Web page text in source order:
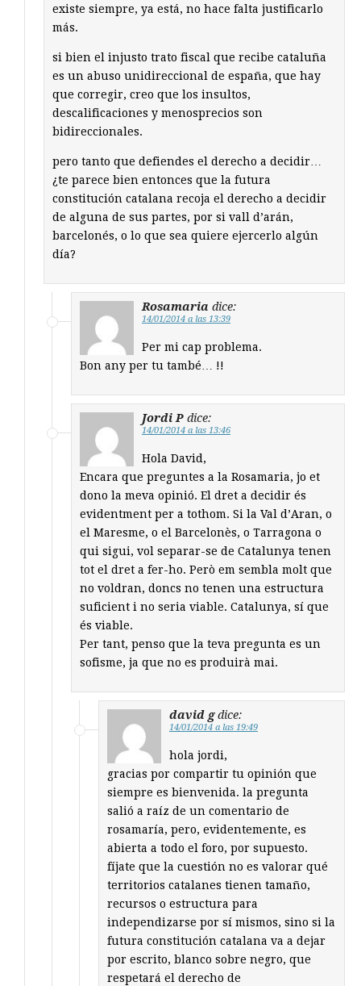
existe siempre, ya está, no hace falta justificarlo
más.
si bien el injusto trato fiscal que recibe cataluña
es un abuso unidireccional de españa, que hay
que corregir, creo que los insultos,
descalificaciones y menosprecios son
bidireccionales.
pero tanto que defiendes el derecho a decidir…
¿te parece bien entonces que la futura
constitución catalana recoja el derecho a decidir
de alguna de sus partes, por si vall d’arán,
barcelonés, o lo que sea quiere ejercerlo algún
día?
Rosamaria dice:
14/01/2014 a las 13:39
Per mi cap problema.
Bon any per tu també… !!
Jordi P dice:
14/01/2014 a las 13:46
Hola David,
Encara que preguntes a la Rosamaria, jo et
dono la meva opinió. El dret a decidir és
evidentment per a tothom. Si la Val d’Aran, o
el Maresme, o el Barcelonès, o Tarragona o
qui sigui, vol separar-se de Catalunya tenen
tot el dret a fer-ho. Però em sembla molt que
no voldran, doncs no tenen una estructura
suficient i no seria viable. Catalunya, sí que
és viable.
Per tant, penso que la teva pregunta es un
sofisme, ja que no es produirà mai.
david g dice:
14/01/2014 a las 19:49
hola jordi,
gracias por compartir tu opinión que
siempre es bienvenida. la pregunta
salió a raíz de un comentario de
rosamaría, pero, evidentemente, es
abierta a todo el foro, por supuesto.
fíjate que la cuestión no es valorar qué
territorios catalanes tienen tamaño,
recursos o estructura para
independizarse por sí mismos, sino si la
futura constitución catalana va a dejar
por escrito, blanco sobre negro, que
respetará el derecho de